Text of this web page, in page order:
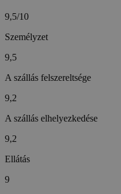
9,5/10
Személyzet
9,5
A szállás felszereltsége
9,2
A szállás elhelyezkedése
9,2
Ellátás
9